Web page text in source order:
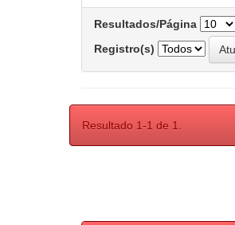
Resultados/Página
Registro(s)
Resultado 1-1 de 1.